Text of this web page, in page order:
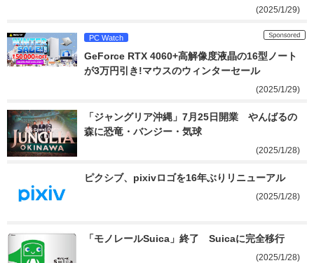
(2025/1/29)
PC Watch
GeForce RTX 4060+高解像度液晶の16型ノート
が3万円引き!マウスのウィンターセール
(2025/1/29)
「ジャングリア沖縄」7月25日開業　やんばるの
森に恐竜・バンジー・気球
(2025/1/28)
ピクシブ、pixivロゴを16年ぶりリニューアル
(2025/1/28)
「モノレールSuica」終了　Suicaに完全移行
(2025/1/28)